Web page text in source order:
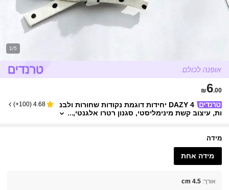
1/5
₪6.00
DAZY 4 יחידות דוגמת נקודות שחורות ולבנ
ות, עיצוב קשת מינימליסטי, סגנון רטרו אלגנטי,
4.68
(
100+
)
מידה
מידה אחת
אורך:
4.5 cm